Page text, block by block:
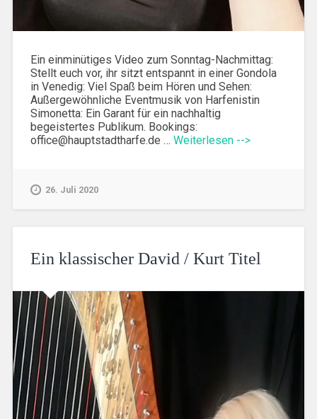
Ein einminütiges Video zum Sonntag-Nachmittag:
Stellt euch vor, ihr sitzt entspannt in einer Gondola
in Venedig: Viel Spaß beim Hören und Sehen:
Außergewöhnliche Eventmusik von Harfenistin
Simonetta: Ein Garant für ein nachhaltig
begeistertes Publikum. Bookings:
office@hauptstadtharfe.de … Weiterlesen -->
26. Juli 2020
Ein klassischer David / Kurt Titel